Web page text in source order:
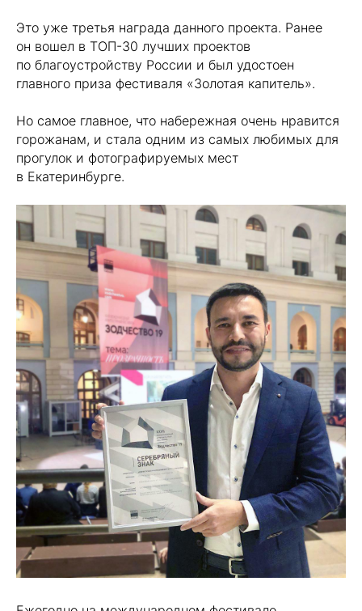
Это уже третья награда данного проекта. Ранее
он вошел в ТОП-30 лучших проектов
по благоустройству России и был удостоен
главного приза фестиваля «Золотая капитель».
Но самое главное, что набережная очень нравится
горожанам, и стала одним из самых любимых для
прогулок и фотографируемых мест
в Екатеринбурге.